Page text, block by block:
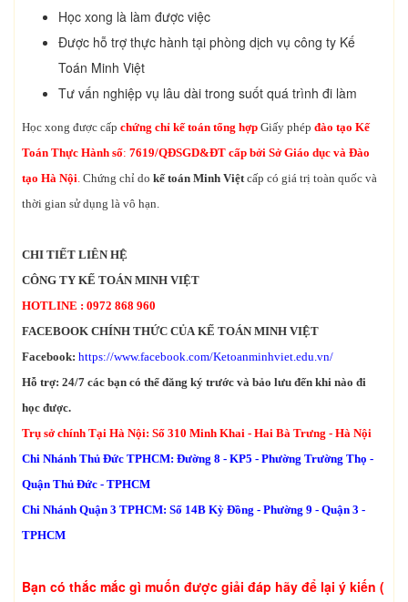
Học xong là làm được việc
Được hỗ trợ thực hành tại phòng dịch vụ công ty Kế
Toán Minh Việt
Tư vấn nghiệp vụ lâu dài trong suốt quá trình đi làm
Học xong được cấp chứng chỉ kế toán tổng hợp Giấy phép đào tạo Kế
Toán Thực Hành số: 7619/QĐ­SGD&ĐT cấp bởi Sở Giáo dục và Đào
tạo Hà Nội. Chứng chỉ do kế toán Minh Việtcấp có giá trị toàn quốc và
thời gian sử dụng là vô hạn.
CHI TIẾT LIÊN HỆ
CÔNG TY KẾ TOÁN MINH VIỆT
HOTLINE : 0972 868 960
FACEBOOK CHÍNH THỨC CỦA KẾ TOÁN MINH VIỆT
Facebook: https://www.facebook.com/Ketoanminhviet.edu.vn/
Hỗ trợ: 24/7 các bạn có thể đăng ký trước và bảo lưu đến khi nào đi
học được.
Trụ sở chính Tại Hà Nội: Số 310 Minh Khai - Hai Bà Trưng - Hà Nội
Chi Nhánh Thủ Đức TPHCM: Đường 8 - KP5 - Phường Trường Thọ -
Quận Thủ Đức - TPHCM
Chi Nhánh Quận 3 TPHCM: Số 14B Kỳ Đồng - Phường 9 - Quận 3 -
TPHCM
Bạn có thắc mắc gì muốn được giải đáp hãy để lại ý kiến (